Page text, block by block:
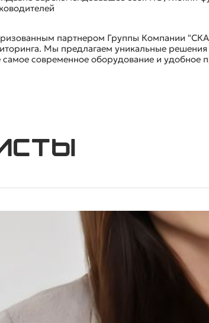
партнером Группы Компании
Мы предлагаем уникальные
самое современное оборудование и удобное